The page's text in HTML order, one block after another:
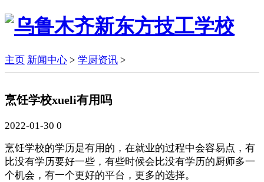
主页 新闻中心 > 学厨资讯 >
烹饪学校xueli有用吗
2022-01-30 0
烹饪学校的学历是有用的，在就业的过程中会容易点，有
比没有学历要好一些，有些时候会比没有学历的厨师多一
个机会，有一个更好的平台，更多的选择。